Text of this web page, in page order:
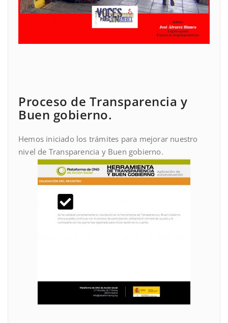
Proceso de Transparencia y
Buen gobierno.
Hemos iniciado los trámites para mejorar nuestro
nivel de Transparencia y Buen gobierno.